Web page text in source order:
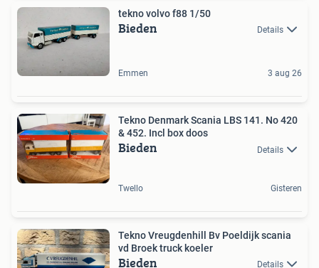
tekno volvo f88 1/50
Bieden Details
Emmen 3 aug 26
Tekno Denmark Scania LBS 141. No 420
& 452. Incl box doos
Bieden Details
Twello Gisteren
Tekno Vreugdenhill Bv Poeldijk scania
vd Broek truck koeler
Bieden Details